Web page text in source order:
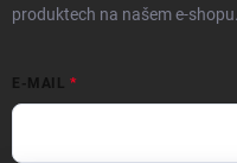
produktech na našem e-shopu.
E-MAIL